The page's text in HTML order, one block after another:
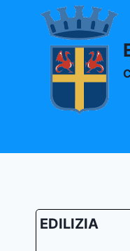
contenuto
EDILIZIA